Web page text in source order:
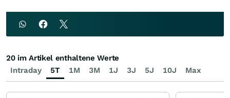
Intraday 5T 1M 3M 1J 3J 5J 10J Max
20 im Artikel enthaltene Werte